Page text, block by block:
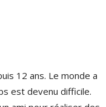
12 ans. Le monde a
est devenu difficile.